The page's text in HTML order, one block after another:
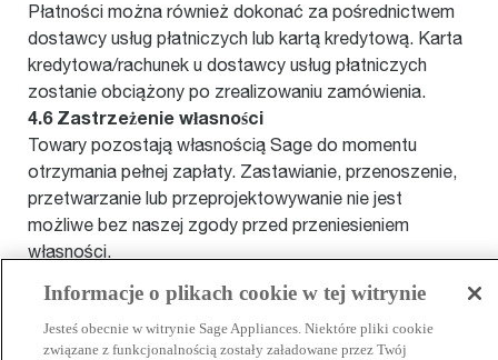
Płatności można również dokonać za pośrednictwem
dostawcy usług płatniczych lub kartą kredytową. Karta
kredytowa/rachunek u dostawcy usług płatniczych
zostanie obciążony po zrealizowaniu zamówienia.
4.6 Zastrzeżenie własności
Towary pozostają własnością Sage do momentu
otrzymania pełnej zapłaty. Zastawianie, przenoszenie,
przetwarzanie lub przeprojektowywanie nie jest
możliwe bez naszej zgody przed przeniesieniem
własności.
4.7 Zwroty i refundacje
W przypadku zwrotów i refundacji produktów
Informacje o plikach cookie w tej witrynie
Jesteś obecnie w witrynie Sage Appliances. Niektóre pliki cookie
związane z funkcjonalnością zostały załadowane przez Twój